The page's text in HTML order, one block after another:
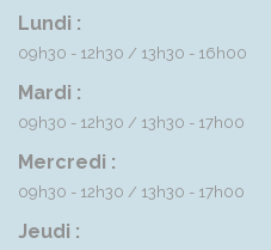
Lundi :
09h30 - 12h30 13h30 - 16h00
Mardi :
09h30 - 12h30 13h30 - 17h00
Mercredi :
09h30 - 12h30 13h30 - 17h00
Jeudi :